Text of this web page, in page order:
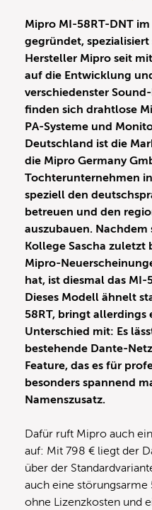
Mipro MI-58RT-DNT im
gegründet,
Hersteller Mipro seit
auf die Entwicklung
verschiedenster
finden sich drahtlose
PA-Systeme und
Deutschland ist die
die Mipro Germany
Tochterunternehmen
speziell den
betreuen und den
auszubauen.
Kollege Sascha zuletzt
Mipro-
hat, ist diesmal das MI-
Dieses Modell ähnelt
58RT, bringt allerdings
Unterschied mit: Es
bestehende Dante-
Feature, das es für
besonders spannend
Namenszusatz.
Dafür ruft Mipro auch
auf: Mit 798 € liegt der
über der
auch eine
ohne Lizenzkosten und